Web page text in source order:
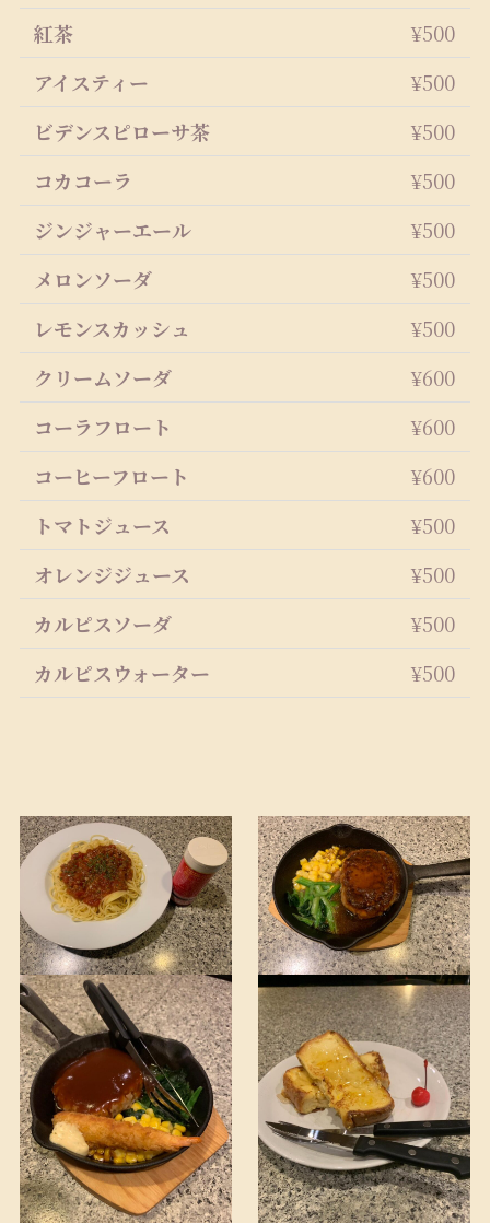
紅茶
¥500
アイスティー
¥500
ビデンスピローサ茶
¥500
コカコーラ
¥500
ジンジャーエール
¥500
メロンソーダ
¥500
レモンスカッシュ
¥500
クリームソーダ
¥600
コーラフロート
¥600
コーヒーフロート
¥600
トマトジュース
¥500
オレンジジュース
¥500
カルピスソーダ
¥500
カルピスウォーター
¥500